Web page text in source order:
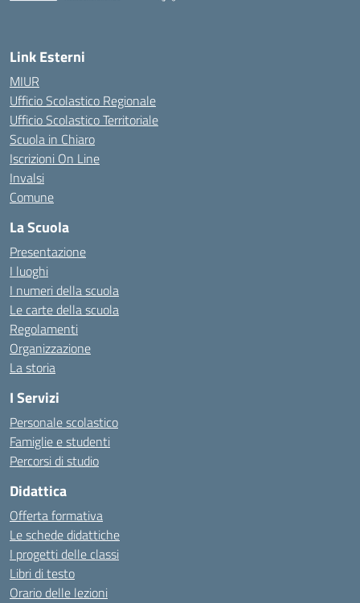
Link Esterni
MIUR
Ufficio Scolastico Regionale
Ufficio Scolastico Territoriale
Scuola in Chiaro
Iscrizioni On Line
Invalsi
Comune
La Scuola
Presentazione
I luoghi
I numeri della scuola
Le carte della scuola
Regolamenti
Organizzazione
La storia
I Servizi
Personale scolastico
Famiglie e studenti
Percorsi di studio
Didattica
Offerta formativa
Le schede didattiche
I progetti delle classi
Libri di testo
Orario delle lezioni